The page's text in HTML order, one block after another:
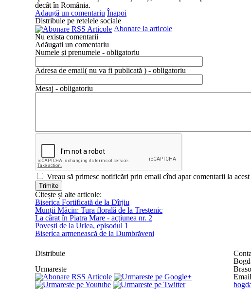
decât în România.
Adaugă un comentariu Înapoi
Distribuie pe retelele sociale
Abonare la articole
Nu exista comentarii
Adăugati un comentariu
Numele și prenumele - obligatoriu
Adresa de email( nu va fi publicată ) - obligatoriu
Mesaj - obligatoriu
Vreau să primesc notificări prin email cînd apar comentarii la
Citește și alte articole:
Biserica Fortificată de la Dîrjiu
Munții Măcin: Tura florală de la Trestenic
La cărat în Piatra Mare - acțiunea nr. 2
Povești de la Urlea, episodul 1
Biserica armenească de la Dumbrăveni
Distribuie
Urmareste